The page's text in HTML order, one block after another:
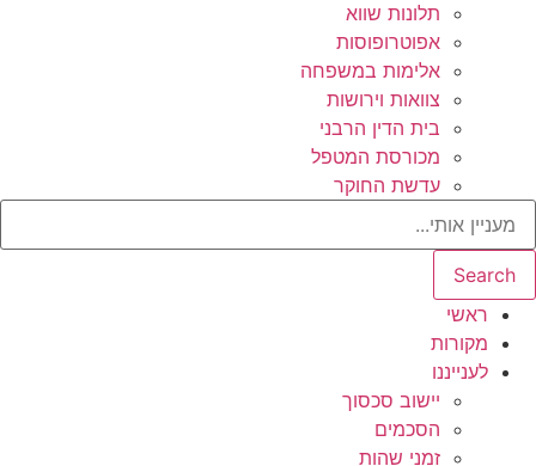
תלונות שווא
אפוטרופוסות
אלימות במשפחה
צוואות וירושות
בית הדין הרבני
מכורסת המטפל
עדשת החוקר
Search
ראשי
מקורות
לענייננו
יישוב סכסוך
הסכמים
זמני שהות